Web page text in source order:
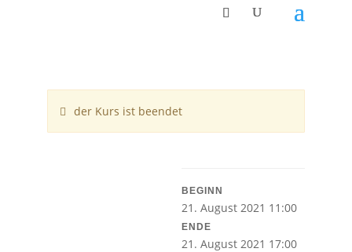
der Kurs ist beendet
BEGINN
21. August 2021 11:00
ENDE
21. August 2021 17:00